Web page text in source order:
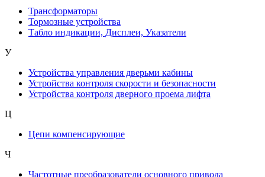
Трансформаторы
Тормозные устройства
Табло индикации, Дисплеи, Указатели
У
Устройства управления дверьми кабины
Устройства контроля скорости и безопасности
Устройства контроля дверного проема лифта
Ц
Цепи компенсирующие
Ч
Частотные преобразователи основного привода